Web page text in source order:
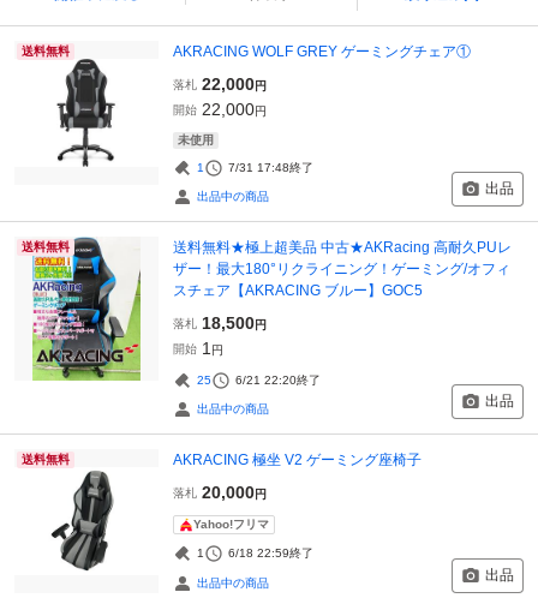
送料無料 AKRACING WOLF GREY ゲーミングチェア①
落札 22,000円
開始 22,000円
未使用
1 7/31 17:48終了
出品中の商品 出品
送料無料
送料無料★極上超美品 中古★AKRacing 高耐久PUレ
ザー！最大180°リクライニング！ゲーミング/オフィ
スチェア【AKRACING ブルー】GOC5
落札 18,500円
開始 1 円
25 6/21 22:20終了
出品中の商品 出品
送料無料 AKRACING 極坐 V2 ゲーミング座椅子
落札 20,000円
Yahoo!フリマ
1 6/18 22:59終了
出品中の商品 出品